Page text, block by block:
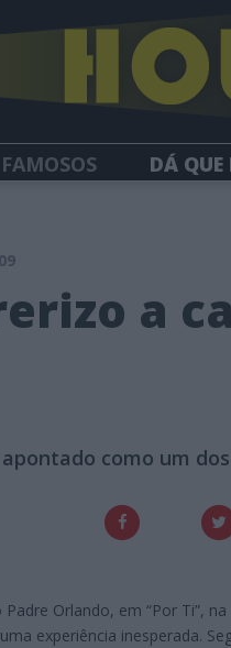
FAMOSOS DÁ QUE
a
como um
Orlando, em “Por Ti”,
experiência inesperada.